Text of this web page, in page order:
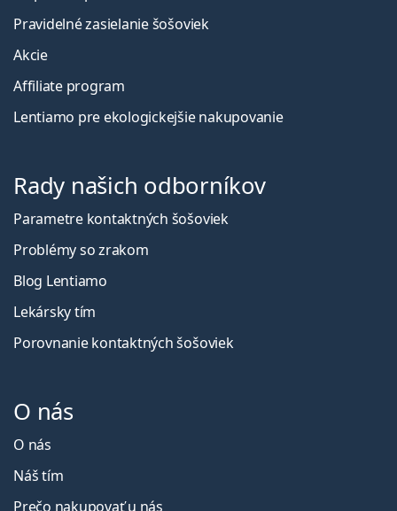
Pravidelné zasielanie šošoviek
Akcie
Affiliate program
Lentiamo pre ekologickejšie nakupovanie
Rady našich odborníkov
Parametre kontaktných šošoviek
Problémy so zrakom
Blog Lentiamo
Lekársky tím
Porovnanie kontaktných šošoviek
O nás
O nás
Náš tím
Prečo nakupovať u nás